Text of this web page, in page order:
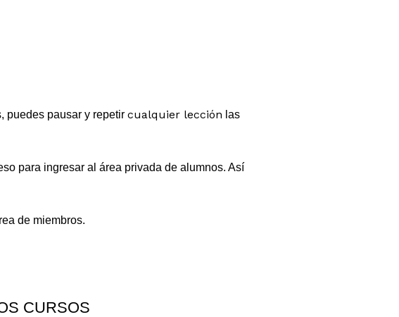
puedes pausar y repetir cualquier lección las
para ingresar al área privada de alumnos. Así
de miembros.
CURSOS